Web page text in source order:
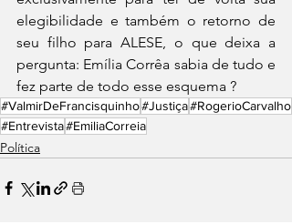
elegibilidade e também o retorno de
seu filho para ALESE, o que deixa a
pergunta: Emília Corrêa sabia de tudo e
fez parte de todo esse esquema ?
#ValmirDeFrancisquinho#Justiça#RogerioCarvalho
#Entrevista#EmiliaCorreia
Política